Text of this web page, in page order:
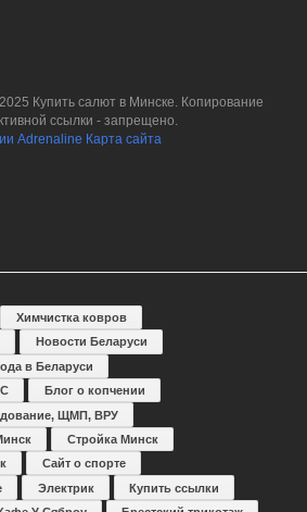
Купить салют в Минске. Копирование
ссылки - запрещено.
Adrenaline Карта сайта
Химчистка ковров
Новости Беларуси
в Беларуси
Блог о копчении
ЩМП, ВРУ
Стройка Минск
Сайт о спорте
Электрик
Купить ссылки